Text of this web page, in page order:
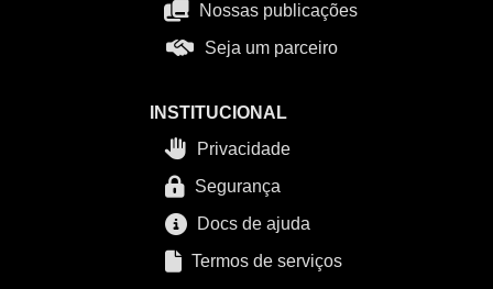
Nossas publicações
Seja um parceiro
INSTITUCIONAL
Privacidade
Segurança
Docs de ajuda
Termos de serviços